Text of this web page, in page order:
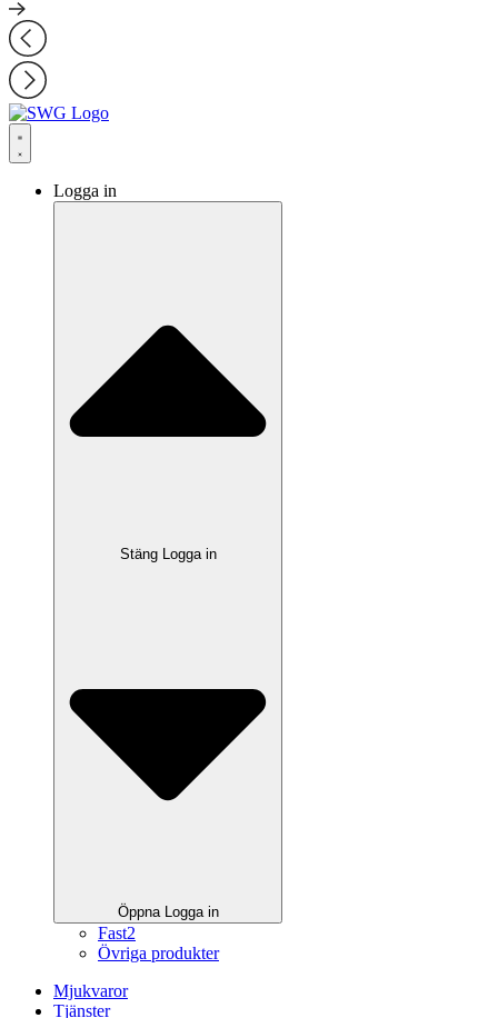
Logga in
Stäng Logga in
Öppna Logga in
Fast2
Övriga produkter
Mjukvaror
Tjänster